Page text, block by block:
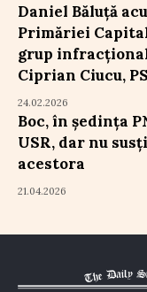
Daniel Băluță
Primăriei
grup
Ciprian Ciucu,
24.02.2026
Boc, în ședința
USR, dar nu
acestora
21.04.2026